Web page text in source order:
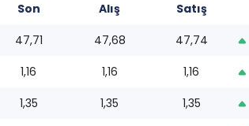
Son Alış Satış
47,71 47,68 47,74
1,16 1,16 1,16
1,35 1,35 1,35